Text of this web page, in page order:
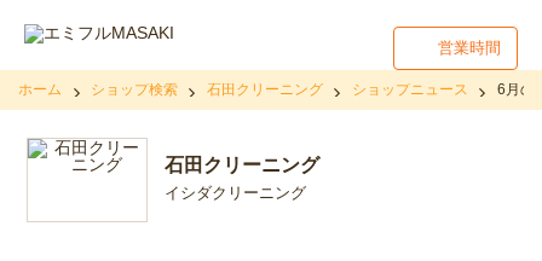
営業時間
ホーム ショップ検索 石田クリーニング ショップニュース 6月の
石田クリーニング
イシダクリーニング